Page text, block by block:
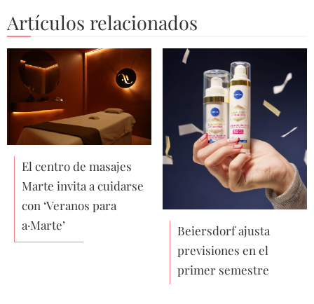
Artículos relacionados
El centro de masajes
Marte invita a cuidarse
con ‘Veranos para
a·Marte’
Beiersdorf ajusta
previsiones en el
primer semestre